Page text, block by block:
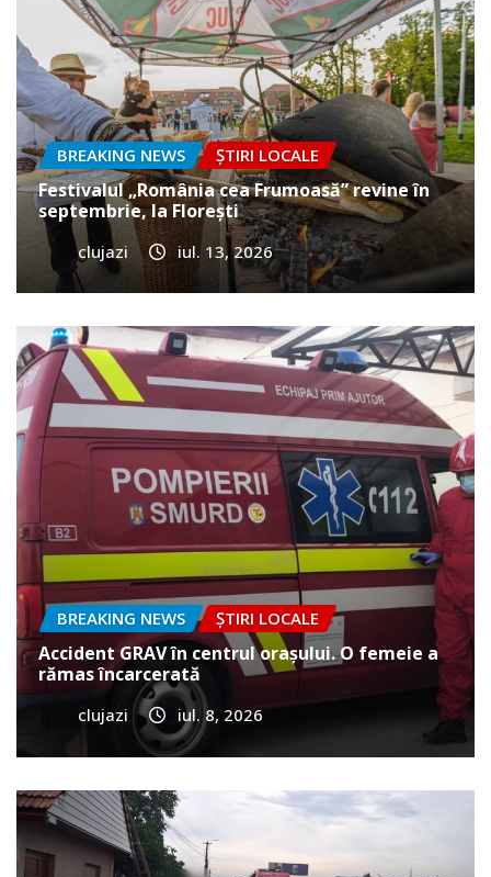
BREAKING NEWS ȘTIRI LOCALE
Festivalul „România cea Frumoasă” revine în
septembrie, la Florești
clujazi iul. 13, 2026
BREAKING NEWS ȘTIRI LOCALE
Accident GRAV în centrul orașului. O femeie a
rămas încarcerată
clujazi iul. 8, 2026